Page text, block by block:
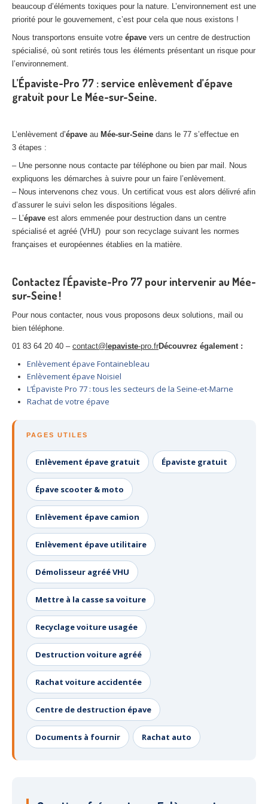
beaucoup d’éléments toxiques pour la nature. L’environnement est une
priorité pour le gouvernement, c’est pour cela que nous existons !
Nous transportons ensuite votre épave vers un centre de destruction
spécialisé, où sont retirés tous les éléments présentant un risque pour
l’environnement.
L’Épaviste-Pro 77 : service enlèvement d’épave
gratuit pour Le Mée-sur-Seine.
L’enlèvement d’épave au Mée-sur-Seine dans le 77 s’effectue en
3 étapes :
– Une personne nous contacte par téléphone ou bien par mail. Nous
expliquons les démarches à suivre pour un faire l’enlèvement.
– Nous intervenons chez vous. Un certificat vous est alors délivré afin
d’assurer le suivi selon les dispositions légales.
– L’épave est alors emmenée pour destruction dans un centre
spécialisé et agréé (VHU) pour son recyclage suivant les normes
françaises et européennes établies en la matière.
Contactez l’Épaviste-Pro 77 pour intervenir au Mée-
sur-Seine !
Pour nous contacter, nous vous proposons deux solutions, mail ou
bien téléphone.
01 83 64 20 40 – contact@l epaviste-pro.frDécouvrez également :
Enlèvement épave Fontainebleau
Enlèvement épave Noisiel
L’Épaviste Pro 77 : tous les secteurs de la Seine-et-Marne
Rachat de votre épave
PAGES UTILES
Enlèvement épave gratuit Épaviste gratuit
Épave scooter & moto
Enlèvement épave camion
Enlèvement épave utilitaire
Démolisseur agréé VHU
Mettre à la casse sa voiture
Recyclage voiture usagée
Destruction voiture agréé
Rachat voiture accidentée
Centre de destruction épave
Documents à fournir Rachat auto